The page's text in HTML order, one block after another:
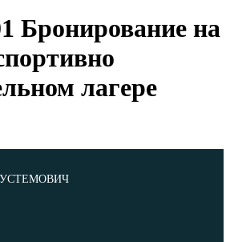
Бронирование на
лагере